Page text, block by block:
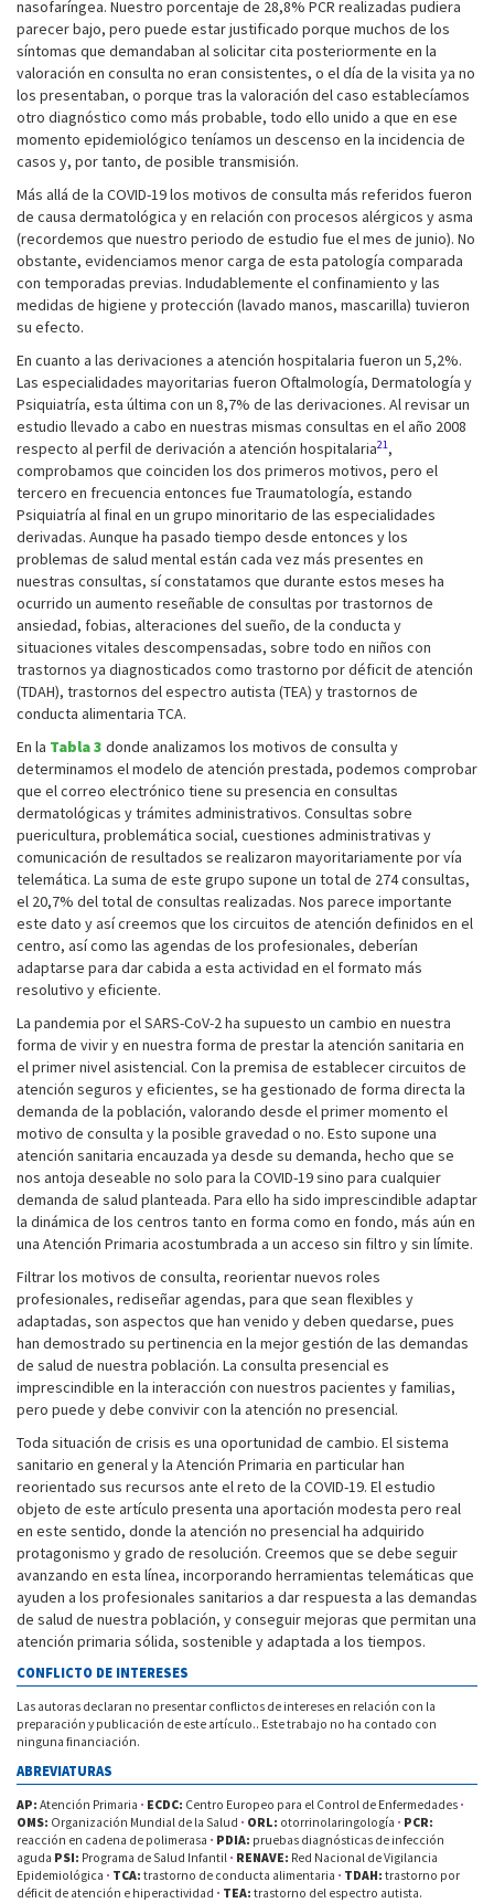
nasofaríngea. Nuestro porcentaje de 28,8% PCR realizadas pudiera
parecer bajo, pero puede estar justificado porque muchos de los
síntomas que demandaban al solicitar cita posteriormente en la
valoración en consulta no eran consistentes, o el día de la visita ya no
los presentaban, o porque tras la valoración del caso establecíamos
otro diagnóstico como más probable, todo ello unido a que en ese
momento epidemiológico teníamos un descenso en la incidencia de
casos y, por tanto, de posible transmisión.
Más allá de la COVID-19 los motivos de consulta más referidos fueron
de causa dermatológica y en relación con procesos alérgicos y asma
(recordemos que nuestro periodo de estudio fue el mes de junio). No
obstante, evidenciamos menor carga de esta patología comparada
con temporadas previas. Indudablemente el confinamiento y las
medidas de higiene y protección (lavado manos, mascarilla) tuvieron
su efecto.
En cuanto a las derivaciones a atención hospitalaria fueron un 5,2%.
Las especialidades mayoritarias fueron Oftalmología, Dermatología y
Psiquiatría, esta última con un 8,7% de las derivaciones. Al revisar un
estudio llevado a cabo en nuestras mismas consultas en el año 2008
respecto al perfil de derivación a atención hospitalaria21,
comprobamos que coinciden los dos primeros motivos, pero el
tercero en frecuencia entonces fue Traumatología, estando
Psiquiatría al final en un grupo minoritario de las especialidades
derivadas. Aunque ha pasado tiempo desde entonces y los
problemas de salud mental están cada vez más presentes en
nuestras consultas, sí constatamos que durante estos meses ha
ocurrido un aumento reseñable de consultas por trastornos de
ansiedad, fobias, alteraciones del sueño, de la conducta y
situaciones vitales descompensadas, sobre todo en niños con
trastornos ya diagnosticados como trastorno por déficit de atención
(TDAH), trastornos del espectro autista (TEA) y trastornos de
conducta alimentaria TCA.
En la Tabla 3 donde analizamos los motivos de consulta y
determinamos el modelo de atención prestada, podemos comprobar
que el correo electrónico tiene su presencia en consultas
dermatológicas y trámites administrativos. Consultas sobre
puericultura, problemática social, cuestiones administrativas y
comunicación de resultados se realizaron mayoritariamente por vía
telemática. La suma de este grupo supone un total de 274 consultas,
el 20,7% del total de consultas realizadas. Nos parece importante
este dato y así creemos que los circuitos de atención definidos en el
centro, así como las agendas de los profesionales, deberían
adaptarse para dar cabida a esta actividad en el formato más
resolutivo y eficiente.
La pandemia por el SARS-CoV-2 ha supuesto un cambio en nuestra
forma de vivir y en nuestra forma de prestar la atención sanitaria en
el primer nivel asistencial. Con la premisa de establecer circuitos de
atención seguros y eficientes, se ha gestionado de forma directa la
demanda de la población, valorando desde el primer momento el
motivo de consulta y la posible gravedad o no. Esto supone una
atención sanitaria encauzada ya desde su demanda, hecho que se
nos antoja deseable no solo para la COVID-19 sino para cualquier
demanda de salud planteada. Para ello ha sido imprescindible adaptar
la dinámica de los centros tanto en forma como en fondo, más aún en
una Atención Primaria acostumbrada a un acceso sin filtro y sin límite.
Filtrar los motivos de consulta, reorientar nuevos roles
profesionales, rediseñar agendas, para que sean flexibles y
adaptadas, son aspectos que han venido y deben quedarse, pues
han demostrado su pertinencia en la mejor gestión de las demandas
de salud de nuestra población. La consulta presencial es
imprescindible en la interacción con nuestros pacientes y familias,
pero puede y debe convivir con la atención no presencial.
Toda situación de crisis es una oportunidad de cambio. El sistema
sanitario en general y la Atención Primaria en particular han
reorientado sus recursos ante el reto de la COVID-19. El estudio
objeto de este artículo presenta una aportación modesta pero real
en este sentido, donde la atención no presencial ha adquirido
protagonismo y grado de resolución. Creemos que se debe seguir
avanzando en esta línea, incorporando herramientas telemáticas que
ayuden a los profesionales sanitarios a dar respuesta a las demandas
de salud de nuestra población, y conseguir mejoras que permitan una
atención primaria sólida, sostenible y adaptada a los tiempos.
CONFLICTO DE INTERESES
Las autoras declaran no presentar conflictos de intereses en relación con la
preparación y publicación de este artículo.. Este trabajo no ha contado con
ninguna financiación.
ABREVIATURAS
AP: Atención Primaria · ECDC: Centro Europeo para el Control de Enfermedades ·
OMS: Organización Mundial de la Salud · ORL: otorrinolaringología · PCR:
reacción en cadena de polimerasa · PDIA: pruebas diagnósticas de infección
aguda PSI: Programa de Salud Infantil · RENAVE: Red Nacional de Vigilancia
Epidemiológica · TCA: trastorno de conducta alimentaria · TDAH: trastorno por
déficit de atención e hiperactividad · TEA: trastorno del espectro autista.